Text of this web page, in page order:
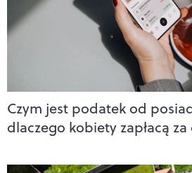
Czym jest podatek od
dlaczego kobiety zapłacą